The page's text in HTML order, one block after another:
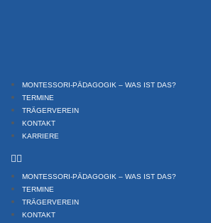
MONTESSORI-PÄDAGOGIK – WAS IST DAS?
TERMINE
TRÄGERVEREIN
KONTAKT
KARRIERE
MONTESSORI-PÄDAGOGIK – WAS IST DAS?
TERMINE
TRÄGERVEREIN
KONTAKT